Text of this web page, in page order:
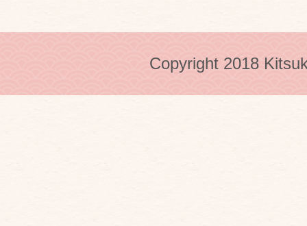
Copyright 2018